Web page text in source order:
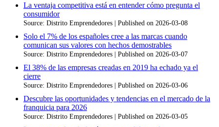
La ventaja competitiva está en entender cómo pregunta el
consumidor
Source: Distrito Emprendedores Published on 2026-03-08
Solo el 7% de los españoles cree a las marcas cuando
comunican sus valores con hechos demostrables
Source: Distrito Emprendedores Published on 2026-03-07
El 38% de las empresas creadas en 2019 ha echado ya el
cierre
Source: Distrito Emprendedores Published on 2026-03-06
Descubre las oportunidades y tendencias en el mercado de la
franquicia para 2026
Source: Distrito Emprendedores Published on 2026-03-05